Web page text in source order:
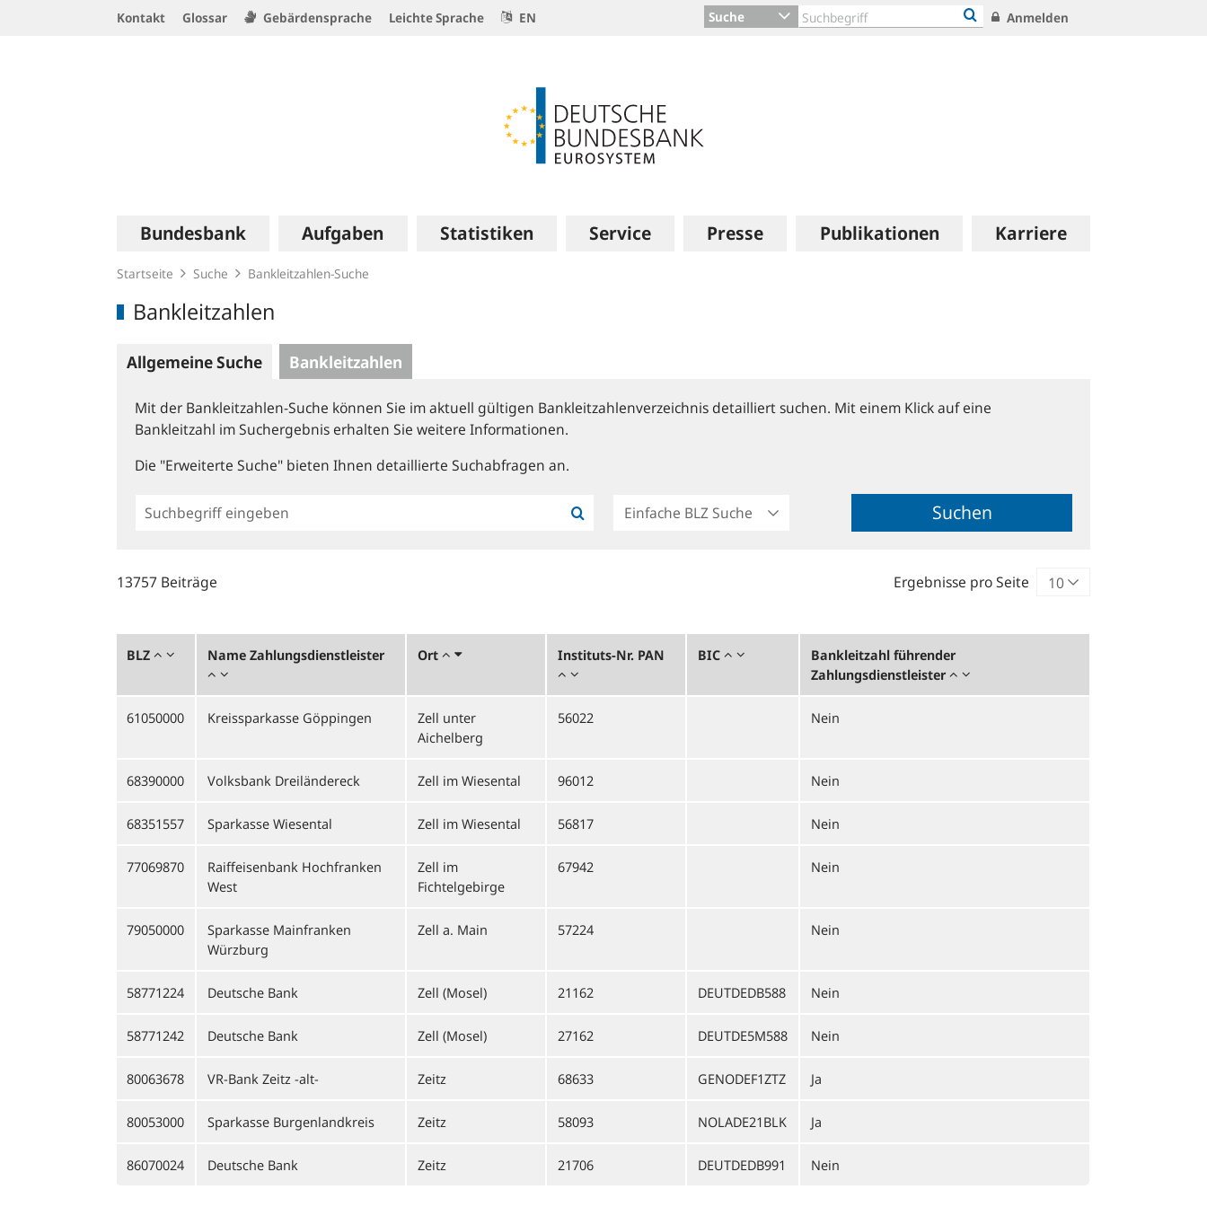
Kontakt Glossar Gebärdensprache Leichte Sprache EN Suche Anmelden
Hauptnavigation
Bundesbank Aufgaben Statistiken Service Presse Publikationen Karriere
Startseite Suche Bankleitzahlen-Suche
Bankleitzahlen
Allgemeine Suche Bankleitzahlen
Mit der Bankleitzahlen-Suche können Sie im aktuell gültigen Bankleitzahlenverzeichnis detailliert suchen. Mit einem Klick auf eine
Bankleitzahl im Suchergebnis erhalten Sie weitere Informationen.
Die "Erweiterte Suche" bieten Ihnen detaillierte Suchabfragen an.
Einfache
Suche
Suchen
13757 Beiträge Ergebnisse pro Seite
BLZ Name Zahlungsdienstleister Ort Instituts-Nr. PAN BIC
Bankleitzahl führender
Zahlungsdienstleister
61050000 Kreissparkasse Göppingen
Zell unter
Aichelberg
56022 Nein
68390000 Volksbank Dreiländereck Zell im Wiesental 96012 Nein
68351557 Sparkasse Wiesental Zell im Wiesental 56817 Nein
77069870
Raiffeisenbank Hochfranken
West
Zell im
Fichtelgebirge
67942 Nein
79050000
Sparkasse Mainfranken
Würzburg
Zell a. Main 57224 Nein
58771224 Deutsche Bank Zell (Mosel) 21162 DEUTDEDB588 Nein
58771242 Deutsche Bank Zell (Mosel) 27162 DEUTDE5M588 Nein
80063678 VR-Bank Zeitz -alt- Zeitz 68633 GENODEF1ZTZ Ja
80053000 Sparkasse Burgenlandkreis Zeitz 58093 NOLADE21BLK Ja
86070024 Deutsche Bank Zeitz 21706 DEUTDEDB991 Nein